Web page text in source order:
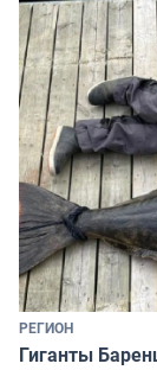
РЕГИОН
Гиганты